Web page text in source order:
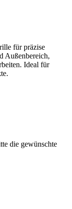
für präzise
Außenbereich,
Ideal für
die gewünschte